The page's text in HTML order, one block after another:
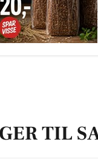
har
til
TIL